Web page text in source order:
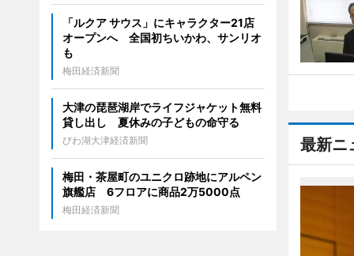
最新ニ
「ルクア サウス」にキャラクター21店
オープンへ 全国初ちいかわ、サンリオ
も
梅田経済新聞
大津の琵琶湖岸でライフジャケット無料
貸し出し 夏休みの子どもの命守る
びわ湖大津経済新聞
梅田・茶屋町のユニクロ跡地にアルペン
旗艦店 6フロアに商品2万5000点
梅田経済新聞